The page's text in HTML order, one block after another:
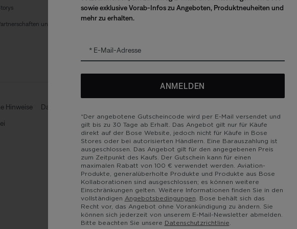
und Lizenzierung
Hinweise Datenschutzrichtlinie
sowie exklusive Vorab-Infos zu Angeboten, Produktneuheiten und
mehr zu erhalten.
E-Mail-Adresse
ANMELDEN
*Der angebotene Gutscheincode wird per E-Mail versendet und
gilt bis zu 30 Tage ab Erhalt. Das Angebot gilt nur für Käufe
direkt auf der Bose Website, jedoch nicht für Käufe in Bose
Stores oder bei autorisierten Händlern. Eine Barauszahlung ist
ausgeschlossen. Das Angebot gilt für den angegebenen Preis
zum Zeitpunkt des Kaufs. Der Gutschein kann für einen
maximalen Rabatt von 100 € verwendet werden. Aviation-
Produkte, generalüberholte Produkte und Produkte aus Bose
Kollaborationen sind ausgeschlossen; es können weitere
Einschränkungen gelten. Weitere Informationen finden Sie in den
vollständigen Angebotsbedingungen . Bose behält sich das
Recht vor, das Angebot ohne Vorankündigung zu ändern. Sie
können sich jederzeit von unserem E-Mail-Newsletter abmelden.
Bitte beachten Sie unsere Datenschutzrichtlinie